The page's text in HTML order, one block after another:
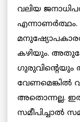
വലിയ
എന്നാണര്‍ത്ഥം.
കഴിയും.
ഗുരുവിന്‍റെയും
വേണമെങ്കില്‍
അതൊന്നല്ല.
സമീപിച്ചാല്‍